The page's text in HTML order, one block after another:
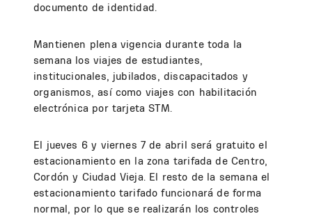
documento de identidad.
Mantienen plena vigencia durante toda la
semana los viajes de estudiantes,
institucionales, jubilados, discapacitados y
organismos, así como viajes con habilitación
electrónica por tarjeta STM.
El jueves 6 y viernes 7 de abril será gratuito el
estacionamiento en la zona tarifada de Centro,
Cordón y Ciudad Vieja. El resto de la semana el
estacionamiento tarifado funcionará de forma
normal, por lo que se realizarán los controles